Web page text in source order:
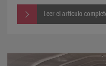
Leer el artículo